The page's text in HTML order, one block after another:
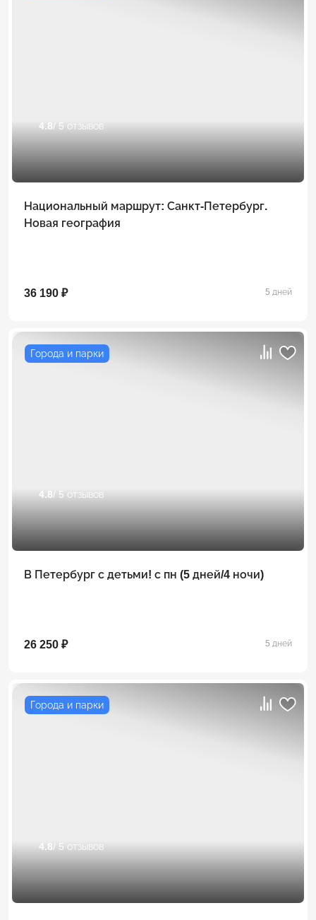
4.8/ 5 отзывов
Национальный маршрут: Санкт-Петербург.
Новая география
36 190 ₽ 5 дней
Города и парки
4.8/ 5 отзывов
В Петербург с детьми! с пн (5 дней/4 ночи)
26 250 ₽ 5 дней
Города и парки
4.8/ 5 отзывов